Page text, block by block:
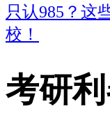
只认985？这
校！
考研